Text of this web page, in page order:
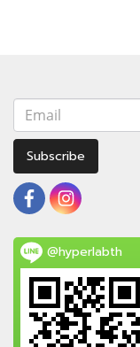
Subscribe
@hyperlabth